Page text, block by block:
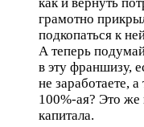
грамотно
подкопаться к
А теперь
в эту франшизу,
не заработаете,
100%-ая? Это же
капитала.